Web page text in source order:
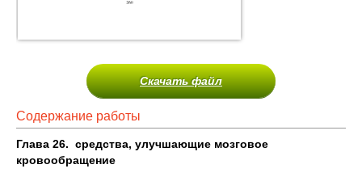
Скачать файл
Содержание работы
Глава 26. средства, улучшающие мозговое
кровообращение